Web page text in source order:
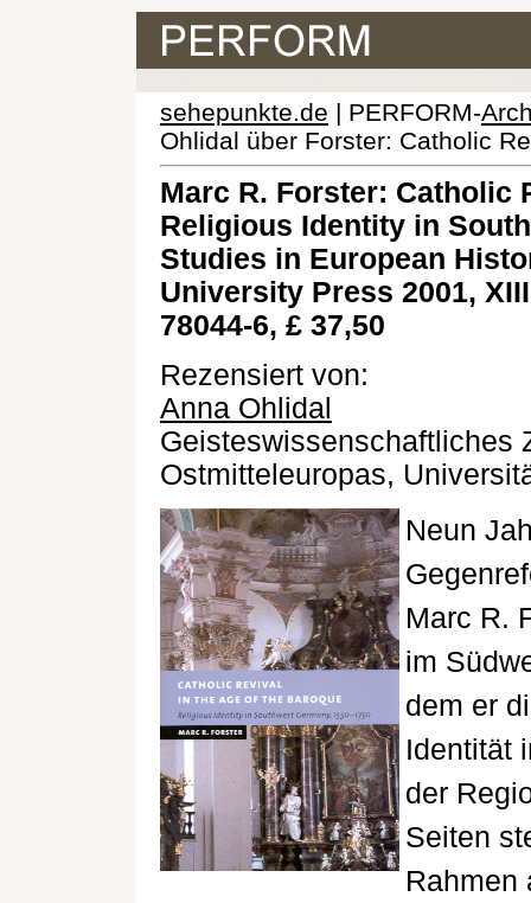
sehepunkte.de | PERFORM-
Ohlidal über Forster: Catholic
Marc R. Forster: Catholic
Religious Identity in
Studies in European
University Press 2001,
78044-6, £ 37,50
Rezensiert von:
Anna Ohlidal
Geisteswissenschaftliches
Ostmitteleuropas,
Neun
Marc R.
im
dem er
Identität
der
Seiten
Rahmen